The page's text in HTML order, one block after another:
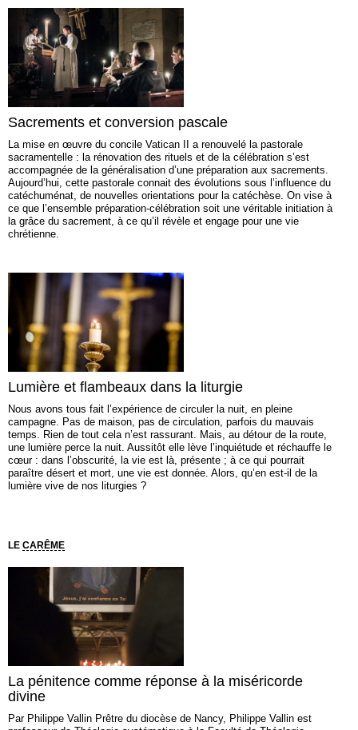
Sacrements et conversion pascale
La mise en œuvre du concile Vatican II a renouvelé la pastorale
sacramentelle : la rénovation des rituels et de la célébration s’est
accompagnée de la généralisation d’une préparation aux sacrements.
Aujourd’hui, cette pastorale connait des évolutions sous l’influence du
catéchuménat, de nouvelles orientations pour la catéchèse. On vise à
ce que l’ensemble préparation-célébration soit une véritable initiation à
la grâce du sacrement, à ce qu’il révèle et engage pour une vie
chrétienne.
Lumière et flambeaux dans la liturgie
Nous avons tous fait l’expérience de circuler la nuit, en pleine
campagne. Pas de maison, pas de circulation, parfois du mauvais
temps. Rien de tout cela n’est rassurant. Mais, au détour de la route,
une lumière perce la nuit. Aussitôt elle lève l’inquiétude et réchauffe le
cœur : dans l’obscurité, la vie est là, présente ; à ce qui pourrait
paraître désert et mort, une vie est donnée. Alors, qu’en est-il de la
lumière vive de nos liturgies ?
LE CARÊME
La pénitence comme réponse à la miséricorde
divine
Par Philippe Vallin Prêtre du diocèse de Nancy, Philippe Vallin est